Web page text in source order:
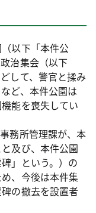
以下「本件公
治集会（以下
して、警官と揉み
ど、本件公園は
能を喪失してい
務所管理課が、本
及び、本件公園
」という。）の
、今後は本件集
の撤去を設置者